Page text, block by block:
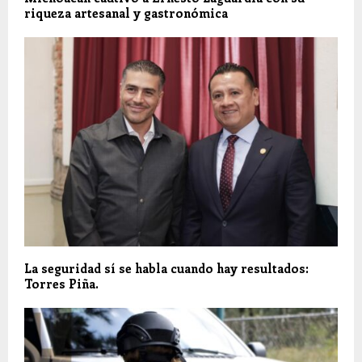
riqueza artesanal y gastronómica
La seguridad sí se habla cuando hay resultados:
Torres Piña.